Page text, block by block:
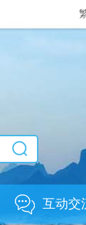
互动交